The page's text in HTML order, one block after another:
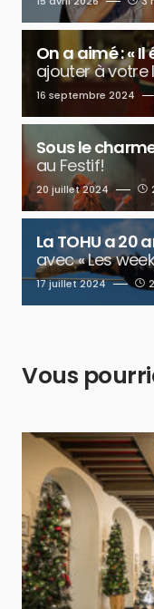
On a aimé : «
ajouter à votre
16 septembre 2024
Sous le
au Festif!
20 juillet 2024
La TOHU a 20
avec « Les
17 juillet 2024
Vous